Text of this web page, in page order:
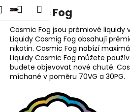
Přejít
na
obsah
Přihlášení
Nákupní
košík
Menu
Cosmic Fog
Cosmic Fog jsou prémiové liquidy
Liquidy Cosmig Fog obsahují
nikotin. Cosmic Fog nabízí
Liquidy Cosmic Fog můžete
budete objevovat nové chutě.
míchané v poměru 70VG a 30PG.
K
o Zpět
Zpět
C
o
p